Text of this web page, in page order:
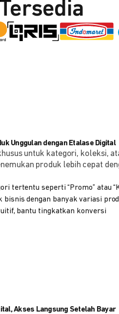
Unggulan dengan Etalase Digital
untuk kategori, koleksi,
produk lebih cepat
tertentu seperti “Promo” atau
bisnis dengan banyak variasi
bantu tingkatkan konversi
Akses Langsung Setelah Bayar